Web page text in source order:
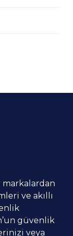
ve akıllı
güvenlik
veya